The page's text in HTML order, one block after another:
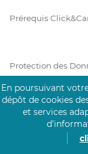
Prérequis
Protection des
Vie Privée
En poursuivant
dépôt de cookies
et services